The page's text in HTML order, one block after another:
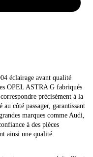
éclairage avant qualité
OPEL ASTRA G fabriqués
précisément à la
au côté passager, garantissant
marques comme Audi,
à des pièces
ainsi une qualité